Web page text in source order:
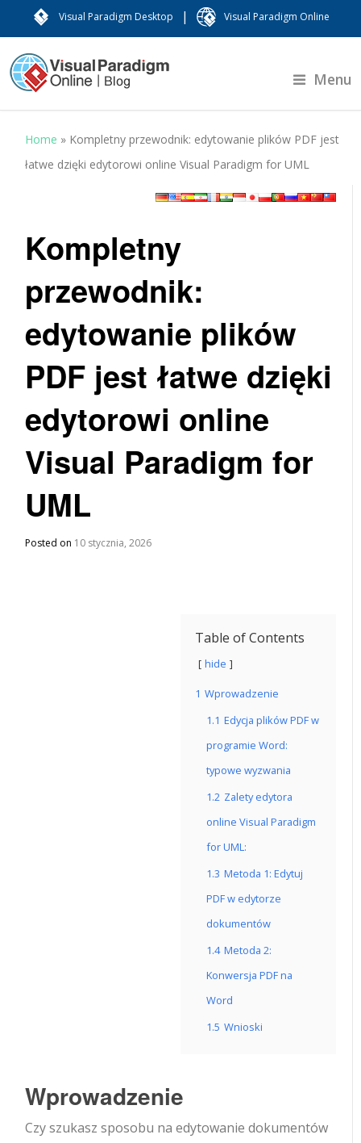
Visual Paradigm Desktop | Visual Paradigm Online
Menu
Home » Kompletny przewodnik: edytowanie plików PDF jest
łatwe dzięki edytorowi online Visual Paradigm for UML
Kompletny
przewodnik:
edytowanie plików
PDF jest łatwe dzięki
edytorowi online
Visual Paradigm for
UML
Posted on 10 stycznia, 2026
Table of Contents
hide
1 Wprowadzenie
1.1 Edycja plików PDF w
programie Word:
typowe wyzwania
1.2 Zalety edytora
online Visual Paradigm
for UML:
1.3 Metoda 1: Edytuj
PDF w edytorze
dokumentów
1.4 Metoda 2:
Konwersja PDF na
Word
1.5 Wnioski
Wprowadzenie
Czy szukasz sposobu na edytowanie dokumentów